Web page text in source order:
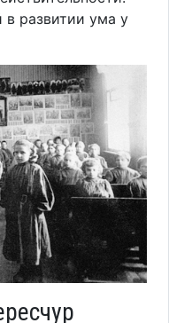
в развитии ума у